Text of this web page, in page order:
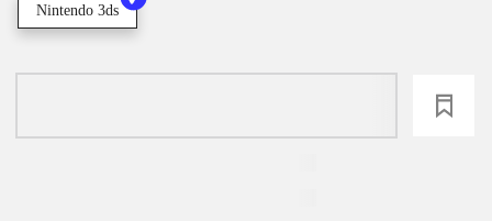
Nintendo 3ds